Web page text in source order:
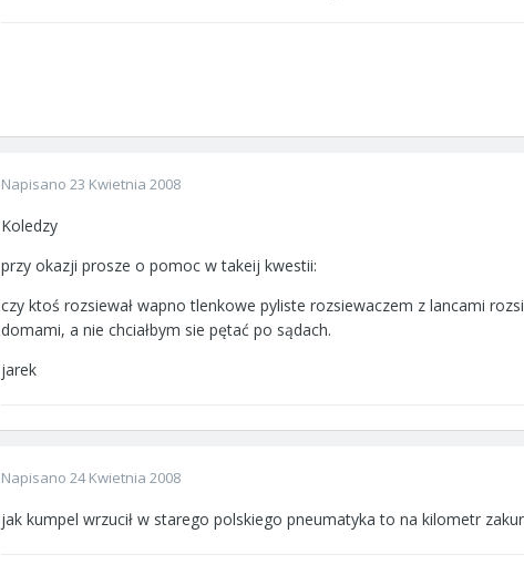
Napisano 23 Kwietnia 2008
Koledzy
przy okazji prosze o pomoc w takeij kwestii:
czy ktoś rozsiewał wapno tlenkowe pyliste rozsiewaczem z lancami
domami, a nie chciałbym sie pętać po sądach.
jarek
Napisano 24 Kwietnia 2008
jak kumpel wrzucił w starego polskiego pneumatyka to na kilometr